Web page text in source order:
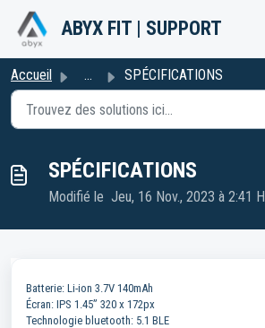
Passer au contenu principal
ABYX FIT | SUPPORT
Accueil ... SPÉCIFICATIONS
SPÉCIFICATIONS
Modifié le Jeu, 16 Nov., 2023 à 2:41 H
Batterie: Li-ion 3.7V 140mAh
Écran: IPS 1.45” 320 x 172px
Technologie bluetooth: 5.1 BLE